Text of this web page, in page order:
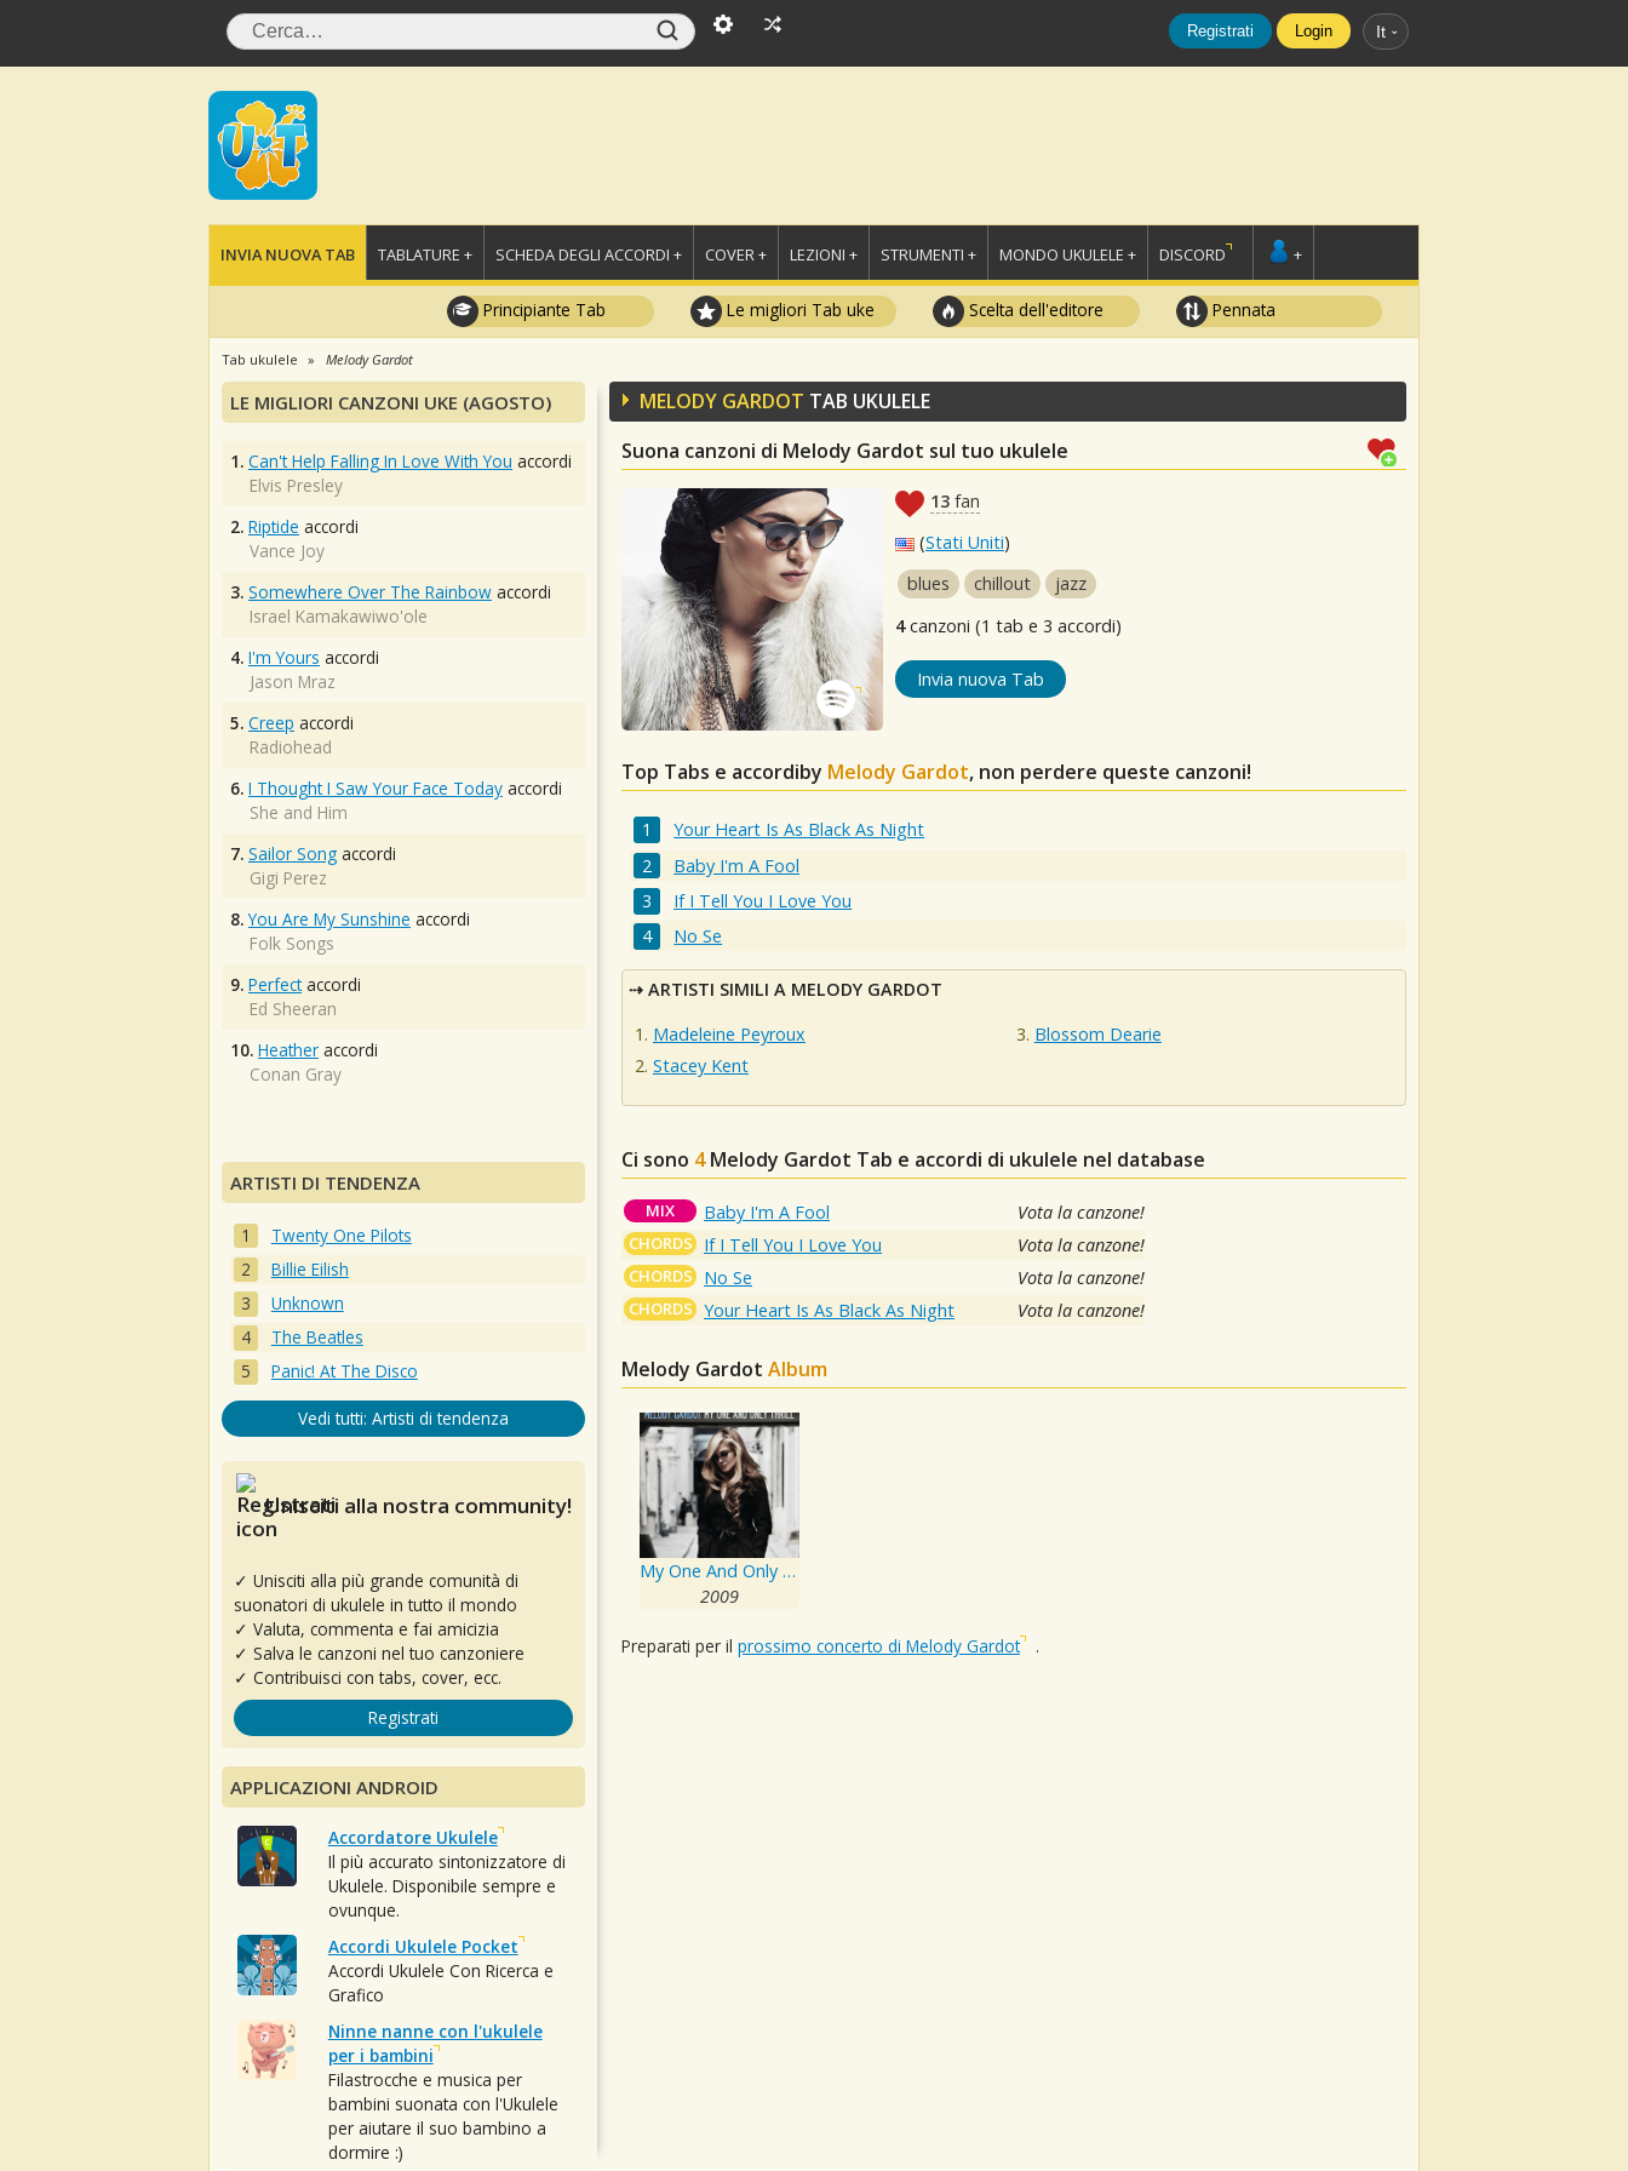
Registrati Login It
INVIA NUOVA TAB TABLATURE + SCHEDA DEGLI ACCORDI + COVER + LEZIONI + STRUMENTI + MONDO UKULELE + DISCORD +
Principiante Tab Le migliori Tab uke Scelta dell'editore Pennata
Tab ukulele Melody Gardot
MELODY GARDOT TAB UKULELE
Suona canzoni di Melody Gardot sul tuo ukulele
13 fan
(Stati Uniti)
blues
chillout
jazz
4canzoni (1 tab e 3 accordi)
Invia nuova Tab
Top Tabs e accordiby Melody Gardot, non perdere queste canzoni!
Your Heart Is As Black As Night
Baby I'm A Fool
If I Tell You I Love You
No Se
ARTISTI SIMILI A MELODY GARDOT
Madeleine Peyroux
Stacey Kent
Blossom Dearie
Ci sono 4 Melody Gardot Tab e accordi di ukulele nel database
MIX Baby I'm A Fool Vota la canzone!
CHORDS If I Tell You I Love You Vota la canzone!
CHORDS No Se Vota la canzone!
CHORDS Your Heart Is As Black As Night Vota la canzone!
Melody Gardot Album
My One And Only Thrill
2009
Preparati per il prossimo concerto di Melody Gardot .
LE MIGLIORI CANZONI UKE (AGOSTO)
1. Can't Help Falling In Love With You accordi
Elvis Presley
2. Riptide accordi
Vance Joy
3. Somewhere Over The Rainbow accordi
Israel Kamakawiwo'ole
4. I'm Yours accordi
Jason Mraz
5. Creep accordi
Radiohead
6. I Thought I Saw Your Face Today accordi
She and Him
7. Sailor Song accordi
Gigi Perez
8. You Are My Sunshine accordi
Folk Songs
9. Perfectaccordi
Ed Sheeran
10. Heather accordi
Conan Gray
ARTISTI DI TENDENZA
Twenty One Pilots
Billie Eilish
Unknown
The Beatles
Panic! At The Disco
Vedi tutti: Artisti di tendenza
Unisciti alla nostra community!
✓ Unisciti alla più grande comunità di
suonatori di ukulele in tutto il mondo
✓ Valuta, commenta e fai amicizia
✓ Salva le canzoni nel tuo canzoniere
✓ Contribuisci con tabs, cover, ecc.
Registrati
APPLICAZIONI ANDROID
Accordatore Ukulele
Il più accurato sintonizzatore di
Ukulele. Disponibile sempre e
ovunque.
Accordi Ukulele Pocket
Accordi Ukulele Con Ricerca e
Grafico
Ninne nanne con l'ukulele
per i bambini
Filastrocche e musica per
bambini suonata con l'Ukulele
per aiutare il suo bambino a
dormire :)